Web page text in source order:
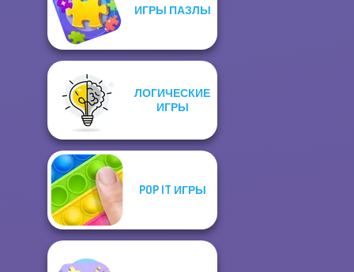
ИГРЫ ПАЗЛЫ
ЛОГИЧЕСКИЕ
ИГРЫ
POP IT ИГРЫ